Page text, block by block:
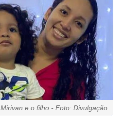
Mirivan e o filho - Foto: Divulgação